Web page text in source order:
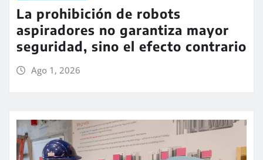
La prohibición de robots
aspiradores no garantiza mayor
seguridad, sino el efecto contrario
Ago 1, 2026